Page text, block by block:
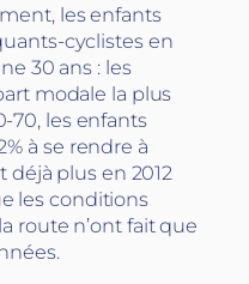
les enfants
cyclistes en
30 ans : les
modale la plus
70, les enfants
à se rendre à
déjà plus en 2012
les conditions
route n’ont fait que